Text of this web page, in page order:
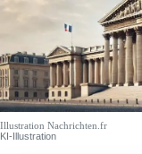
Illustration Nachrichten.fr
KI-Illustration